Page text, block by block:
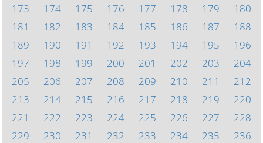
173
174 175 176 177 178 179
180
181
182 183 184 185 186 187
188
189
190 191 192 193 194 195
196
197
198 199 200 201 202 203
204
205
206 207 208 209 210 211
212
213
214 215 216 217 218 219
220
221
222 223 224 225 226 227
228
229
230 231 232 233 234 235
236